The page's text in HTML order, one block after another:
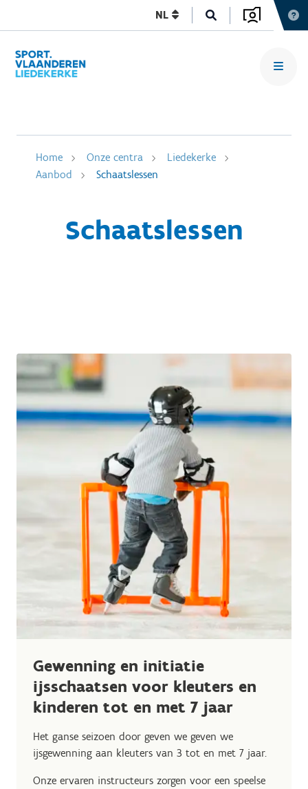
NL
Home Onze centra
Liedekerke
Aanbod
Schaatslessen
Schaatslessen
Gewenning en initiatie
ijsschaatsen voor kleuters en
kinderen tot en met 7 jaar
Het ganse seizoen door geven we geven we
ijsgewenning aan kleuters van 3 tot en met 7 jaar.
Onze ervaren instructeurs zorgen voor een speelse